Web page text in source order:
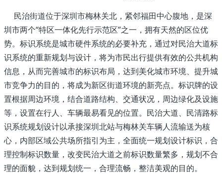
民治街道位于深圳市梅林关北，紧邻福田中心腹地，是深
圳市两个“特区一体化先行示范区”之一，拥有天然的区位优
势。标识系统是城市硬件系统的必要补充，通过对民治大道标
识系统的重新规划与设计，将为市民出行提供有效的公共机构
信息，从而完善城市的标识布局，达到美化城市环境、提升城
市竞争力的目的，将成为新区街道环境的新亮点。标识牌的设
置根据周边环境，结合道路结构、交通状况，周边绿化及设施
等，设置在行人、车辆最易看见的位置。民治大道、民清路标
识系统规划设计以承接深圳北站与梅林关车辆人流输送为核
心，内部区域公共场所指引为主，全面统一规划设计标识，合
理控制标识数量，改变民治大道之前标识数量繁多，规划不合
理的面貌，达到规划统一，合理流畅，整洁美观的目的。